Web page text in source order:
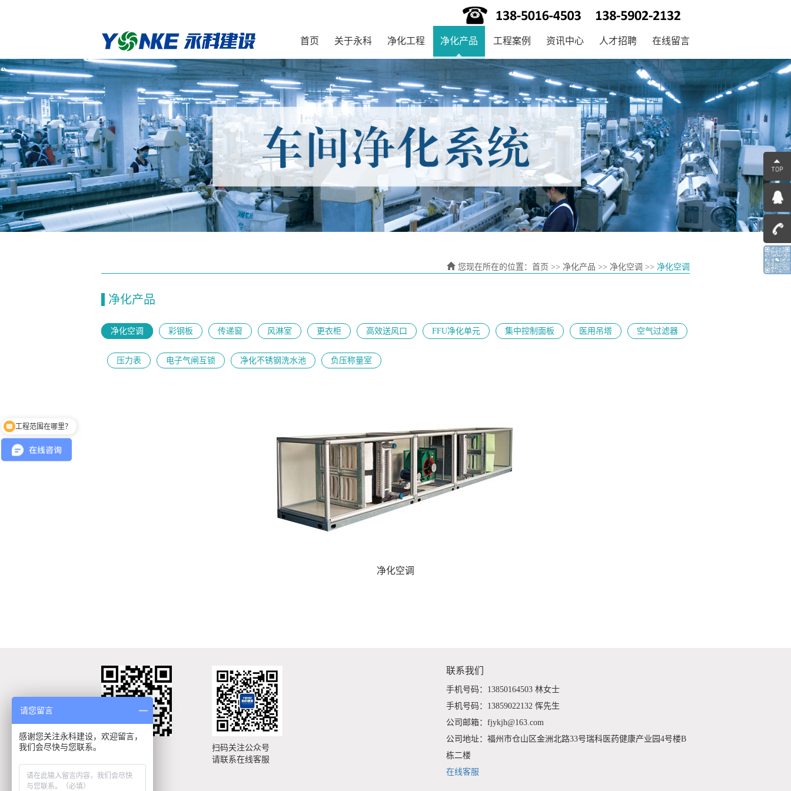
首页 关于永科 净化工程 净化产品 工程案例 资讯中心 人才招聘 在线留言
您现在所在的位置： 首页 >> 净化产品 >> 净化空调 >> 净化空调
净化产品
净化空调 彩钢板 传递窗 风淋室 更衣柜 高效送风口 FFU净化单元 集中控制面板 医用吊塔 空气过滤器
压力表 电子气闸互锁 净化不锈钢洗水池 负压称量室
净化空调
扫码关注公众号
请联系在线客服
联系我们
手机号码：13850164503 林女士
手机号码：13859022132 恽先生
公司邮箱：fjykjh@163.com
公司地址：福州市仓山区金洲北路33号瑞科医药健康产业园4号楼B
栋二楼
在线客服
工程范围在哪里？
请您留言
感谢您关注永科建设，欢迎留言，
我们会尽快与您联系。